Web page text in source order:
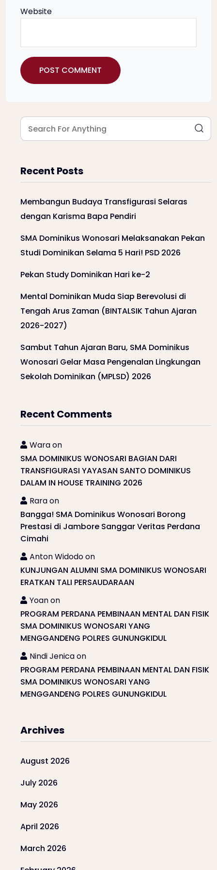
Website
Recent Posts
Membangun Budaya Transfigurasi Selaras
dengan Karisma Bapa Pendiri
SMA Dominikus Wonosari Melaksanakan Pekan
Studi Dominikan Selama 5 Hari! PSD 2026
Pekan Study Dominikan Hari ke-2
Mental Dominikan Muda Siap Berevolusi di
Tengah Arus Zaman (BINTALSIK Tahun Ajaran
2026-2027)
Sambut Tahun Ajaran Baru, SMA Dominikus
Wonosari Gelar Masa Pengenalan Lingkungan
Sekolah Dominikan (MPLSD) 2026
Recent Comments
Waraon
SMA DOMINIKUS WONOSARI BAGIAN DARI
TRANSFIGURASI YAYASAN SANTO DOMINIKUS
DALAM IN HOUSE TRAINING 2026
Raraon
Bangga! SMA Dominikus Wonosari Borong
Prestasi di Jambore Sanggar Veritas Perdana
Cimahi
Anton Widodoon
KUNJUNGAN ALUMNI SMA DOMINIKUS WONOSARI
ERATKAN TALI PERSAUDARAAN
Yoanon
PROGRAM PERDANA PEMBINAAN MENTAL DAN FISIK
SMA DOMINIKUS WONOSARI YANG
MENGGANDENG POLRES GUNUNGKIDUL
Nindi Jenicaon
PROGRAM PERDANA PEMBINAAN MENTAL DAN FISIK
SMA DOMINIKUS WONOSARI YANG
MENGGANDENG POLRES GUNUNGKIDUL
Archives
August 2026
July 2026
May 2026
April 2026
March 2026